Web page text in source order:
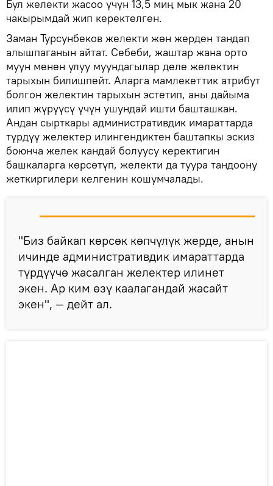
Бул желекти жасоо үчүн 13,5 миң мык жана 20
чакырымдай жип керектелген.
Заман Турсунбеков желекти жөн жерден тандап
алышпаганын айтат. Себеби, жаштар жана орто
муун менен улуу муундагылар деле желектин
тарыхын билишпейт. Аларга мамлекеттик атрибут
болгон желектин тарыхын эстетип, аны дайыма
илип жүрүүсү үчүн ушундай ишти башташкан.
Андан сырткары административдик имараттарда
түрдүү желектер илингендиктен баштапкы эскиз
боюнча желек кандай болуусу керектигин
башкаларга көрсөтүп, желекти да туура тандоону
жеткиргилери келгенин кошумчалады.
"Биз байкап көрсөк көпчүлүк жерде, анын
ичинде административдик имараттарда
түрдүүчө жасалган желектер илинет
экен. Ар ким өзү каалагандай жасайт
экен", — дейт ал.